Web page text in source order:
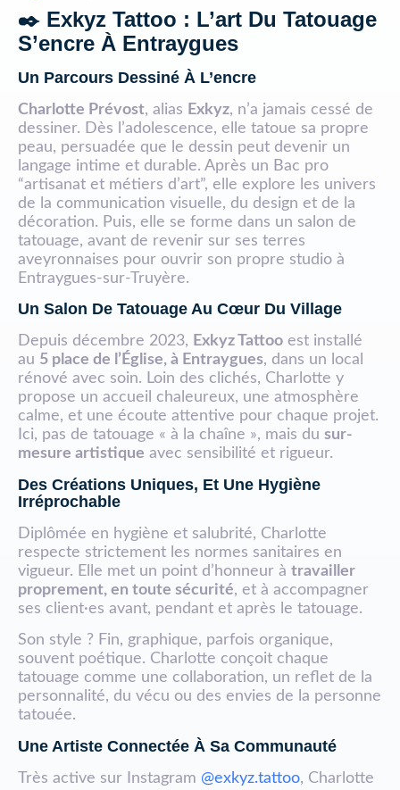
✒️ Exkyz Tattoo : L’art Du Tatouage
S’encre À Entraygues
Un Parcours Dessiné À L’encre
Charlotte Prévost, alias Exkyz, n’a jamais cessé de
dessiner. Dès l’adolescence, elle tatoue sa propre
peau, persuadée que le dessin peut devenir un
langage intime et durable. Après un Bac pro
“artisanat et métiers d’art”, elle explore les univers
de la communication visuelle, du design et de la
décoration. Puis, elle se forme dans un salon de
tatouage, avant de revenir sur ses terres
aveyronnaises pour ouvrir son propre studio à
Entraygues-sur-Truyère.
Un Salon De Tatouage Au Cœur Du Village
Depuis décembre 2023, Exkyz Tattoo est installé
au 5 place de l’Église, à Entraygues, dans un local
rénové avec soin. Loin des clichés, Charlotte y
propose un accueil chaleureux, une atmosphère
calme, et une écoute attentive pour chaque projet.
Ici, pas de tatouage « à la chaîne », mais du sur-
mesure artistique avec sensibilité et rigueur.
Des Créations Uniques, Et Une Hygiène
Irréprochable
Diplômée en hygiène et salubrité, Charlotte
respecte strictement les normes sanitaires en
vigueur. Elle met un point d’honneur à travailler
proprement, en toute sécurité, et à accompagner
ses client·es avant, pendant et après le tatouage.
Son style ? Fin, graphique, parfois organique,
souvent poétique. Charlotte conçoit chaque
tatouage comme une collaboration, un reflet de la
personnalité, du vécu ou des envies de la personne
tatouée.
Une Artiste Connectée À Sa Communauté
Très active sur Instagram @exkyz.tattoo, Charlotte